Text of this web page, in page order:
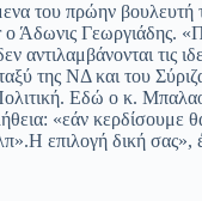
του πρώην
Άδωνις Γεωργιάδης.
αντιλαμβάνονται τις
της ΝΔ και του
Εδώ ο κ.
«εάν κερδίσουμε
επιλογή δική σας»,